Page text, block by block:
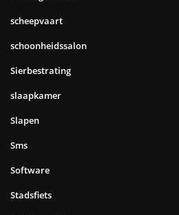
scheepvaart
schoonheidssalon
Sierbestrating
slaapkamer
Slapen
Sms
Software
Stadsfiets